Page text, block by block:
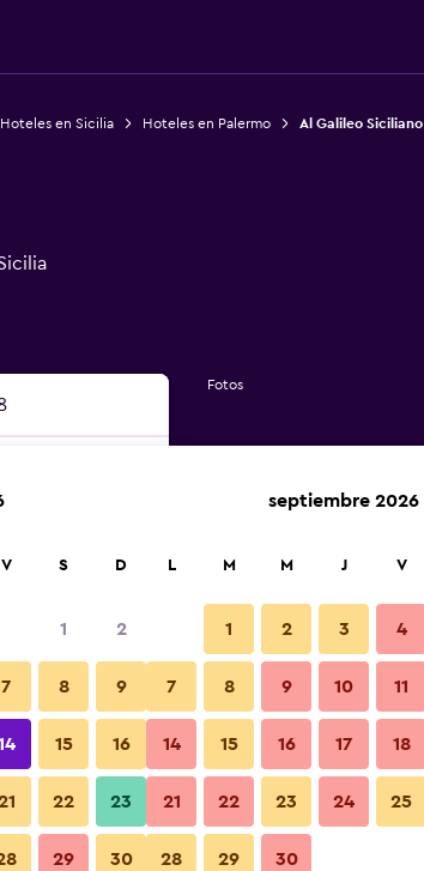
Hoteles en Sicilia Hoteles en Palermo Al Galileo Siciliano
Ver precios
Ver precios
Fotos
V S D
1 2
7 8 9
15 16
22 23
29 30
septiembre 2026
L M M J V
1 2 3 4
7 8 9 10 11
14 15 16 17 18
21 22 23 24 25
28 29 30